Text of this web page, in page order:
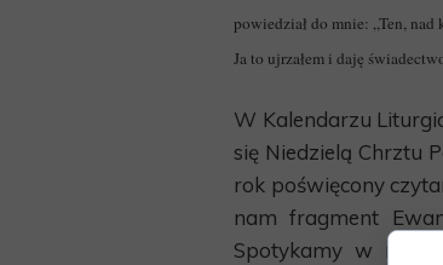
powiedział do mnie: „Ten,
Ja to ujrzałem i daję
W Kalendarzu
się Niedzielą Chrztu
rok poświęcony
nam fragment
Spotykamy w niej